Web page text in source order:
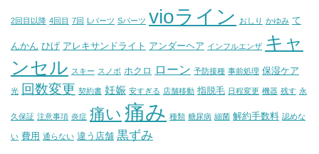
2回目以降 4回目 7回 Lパーツ Sパーツ vioライン おしり かゆみ て
んかん ひげ アレキサンドライト アンダーヘア インフルエンザ キャ
ンセル スキー スノボ ホクロ ローン 予防接種 事前処理 保湿ケア
光 回数変更 契約書 妊娠 安すぎる 店舗移動 指脱毛 日程変更 機器 残す 永
久保証 注意事項 炎症 痛い 痛み 種類 糖尿病 細菌 解約手数料 認めな
い 費用 通らない 違う店舗 黒ずみ